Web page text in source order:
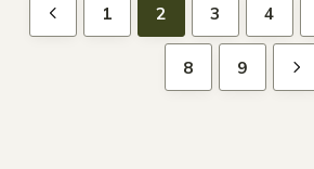
1 2 3 4
8 9